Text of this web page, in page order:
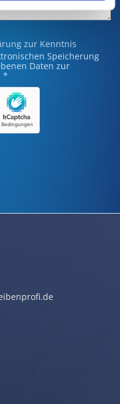
zur Kenntnis
Speicherung
Daten zur
*